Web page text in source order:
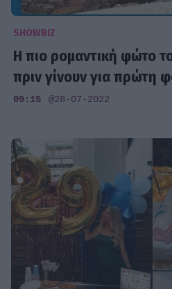
SHOWBIZ
H πιο ρομαντική φώτο
πριν γίνουν για πρώτη
09:15 @28-07-2022